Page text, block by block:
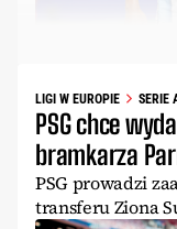
LIGI W EUROPIE SERIE
PSG chce
bramkarza
PSG prowadzi
transferu Ziona